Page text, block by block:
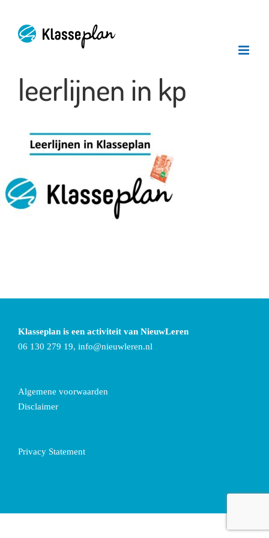
inhoud
leerlijnen in kp
Klasseplan is een activiteit van NieuwLeren
06 130 279 19, info@nieuwleren.nl
Algemene voorwaarden
Disclaimer
Privacy Statement